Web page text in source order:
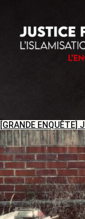
[GRANDE